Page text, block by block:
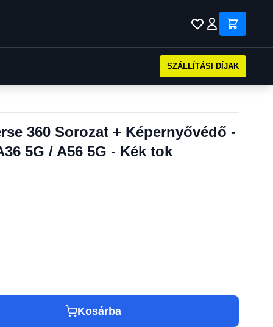
SZÁLLÍTÁSI DÍJAK
360 Sorozat + Képernyővédő -
5G / A56 5G - Kék tok
Kosárba